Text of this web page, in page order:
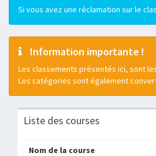
Si vous avez une réclamation sur le
Information importante !
Les classements présentés ici, sont
Les catégories sont également
Liste des courses
Nom de la course